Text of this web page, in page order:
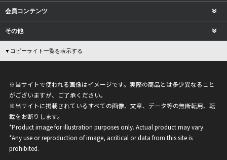
会員コンテンツ
その他
▼コピーライト一覧を表示する
※当サイトで使われる画像はイメージです。実際の商品とは多少異なること
がございますが、ご了承ください。
※当サイトに掲載されているすべての画像、文章、データ等の無断転用、転
載をお断りします。
*Product image for illustration purposes only. Actual product may vary.
*Any use or reproduction of image, acritical or data from this site is
prohibited.